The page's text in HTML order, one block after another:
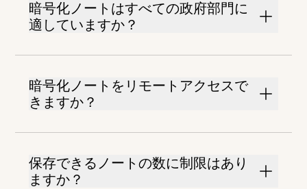
暗号化ノートはすべての政府部門に
適していますか？
暗号化ノートをリモートアクセスで
きますか？
保存できるノートの数に制限はあり
ますか？